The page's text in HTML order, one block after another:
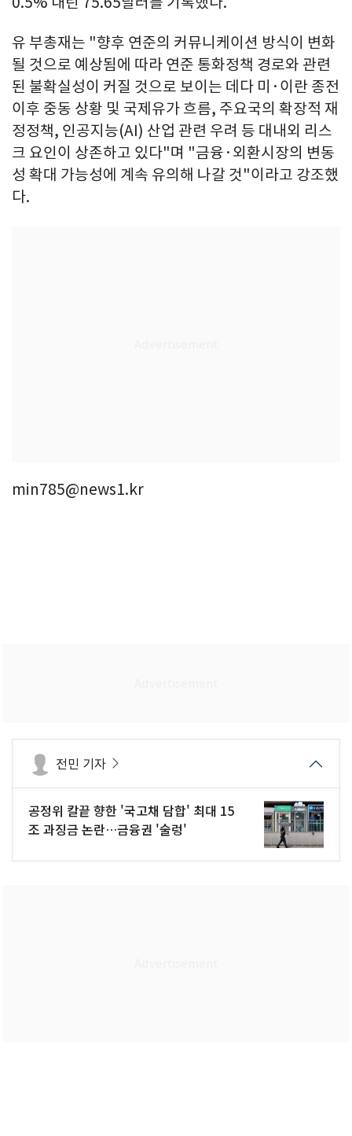
유 부총재는 "향후 연준의 커뮤니케이션 방식이 변화
될 것으로 예상됨에 따라 연준 통화정책 경로와 관련
된 불확실성이 커질 것으로 보이는 데다 미·이란 종전
이후 중동 상황 및 국제유가 흐름, 주요국의 확장적 재
정정책, 인공지능(AI) 산업 관련 우려 등 대내외 리스
크 요인이 상존하고 있다"며 "금융·외환시장의 변동
성 확대 가능성에 계속 유의해 나갈 것"이라고 강조했
다.
min785@news1.kr
전민 기자
공정위 칼끝 향한 '국고채 담합' 최대 15
조 과징금 논란…금융권 '술렁'